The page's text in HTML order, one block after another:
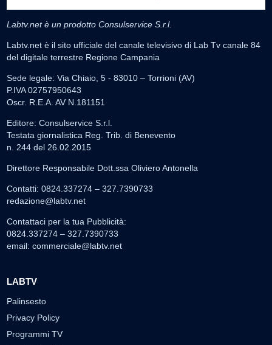
Labtv.net è un prodotto Consulservice S.r.l.
Labtv.net è il sito ufficiale del canale televisivo di Lab Tv canale 84
del digitale terrestre Regione Campania
Sede legale: Via Chiaio, 5 - 83010 – Torrioni (AV)
P.IVA 02757950643
Oscr. R.E.A. AV N.181151
Editore: Consulservice S.r.l.
Testata giornalistica Reg. Trib. di Benevento
n. 244 del 26.02.2015
Direttore Responsabile Dott.ssa Oliviero Antonella
Contatti: 0824.337274 – 327.7390733
redazione@labtv.net
Contattaci per la tua Pubblicità:
0824.337274 – 327.7390733
email: commerciale@labtv.net
LABTV
Palinsesto
Privacy Policy
Programmi TV